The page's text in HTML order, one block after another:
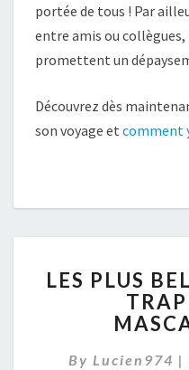
portée de tous ! Par
entre amis ou
promettent un
Découvrez dès
son voyage et comment
LES PLUS
By Lucien974 |